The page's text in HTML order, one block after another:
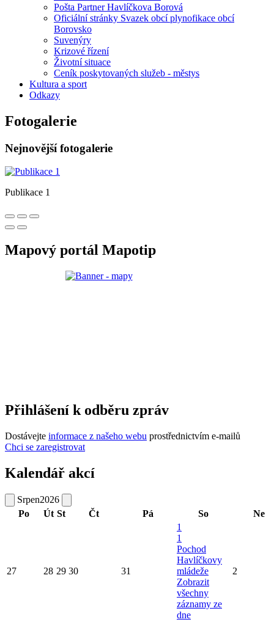
Pošta Partner Havlíčkova Borová
Oficiální stránky Svazek obcí plynofikace obcí
Borovsko
Suvenýry
Krizové řízení
Životní situace
Ceník poskytovaných služeb - městys
Kultura a sport
Odkazy
Fotogalerie
Nejnovější fotogalerie
Publikace 1
Mapový portál Mapotip
Přihlášení k odběru zpráv
Dostávejte informace z našeho webu prostřednictvím e-mailů
Chci se zaregistrovat
Kalendář akcí
Srpen2026
Po
Út St Čt Pá So Ne
27 28 29 30 31
1
1
Pochod
Havlíčkovy
mládeže
Zobrazit
všechny
záznamy ze
dne
2